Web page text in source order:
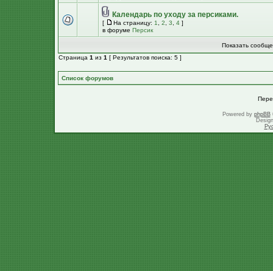
Календарь по уходу за персиками.
[ На страницу: 1 2 3 4 ]
в форуме Персик
Показать
Страница 1 из 1 [ Результатов поиска: 5 ]
Список форумов
Powered by phpBB